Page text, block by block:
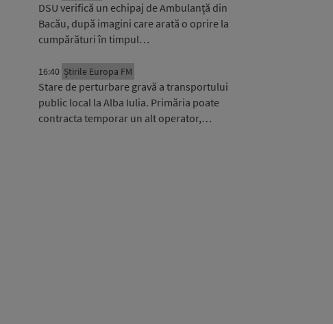
DSU verifică un echipaj de Ambulanță din
Bacău, după imagini care arată o oprire la
cumpărături în timpul…
16:40 Știrile Europa FM
Stare de perturbare gravă a transportului
public local la Alba Iulia. Primăria poate
contracta temporar un alt operator,…